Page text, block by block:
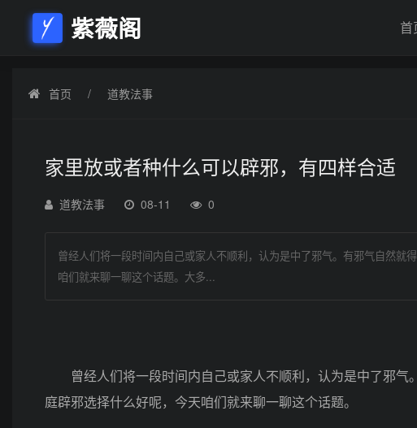
紫薇阁 首
首页 道教法事
家里放或者种什么可以辟邪，有四样合适
道教法事 08-11 0
曾经人们将一段时间内自己或家人不顺利，认为是中了邪气。有邪气自然
咱们就来聊一聊这个话题。大多...
曾经人们将一段时间内自己或家人不顺利，认为是中了邪气
庭辟邪选择什么好呢，今天咱们就来聊一聊这个话题。